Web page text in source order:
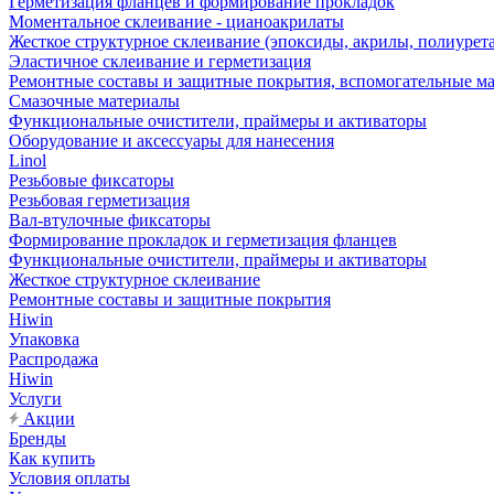
Моментальное склеивание - цианоакрилаты
Жесткое структурное склеивание (эпоксиды, акрилы,
Эластичное склеивание и герметизация
Ремонтные составы и защитные покрытия, вспомогательные
Смазочные материалы
Функциональные очистители, праймеры и активаторы
Оборудование и аксессуары для нанесения
Linol
Резьбовые фиксаторы
Резьбовая герметизация
Вал-втулочные фиксаторы
Формирование прокладок и герметизация фланцев
Функциональные очистители, праймеры и активаторы
Жесткое структурное склеивание
Ремонтные составы и защитные покрытия
Hiwin
Упаковка
Распродажа
Hiwin
Услуги
Акции
Бренды
Как купить
Условия оплаты